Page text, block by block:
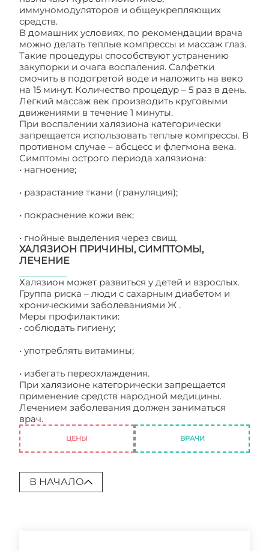
иммуномодуляторов и общеукрепляющих
средств.
В домашних условиях, по рекомендации врача
можно делать теплые компрессы и массаж глаз.
Такие процедуры способствуют устранению
закупорки и очага воспаления. Салфетки
смочить в подогретой воде и наложить на веко
на 15 минут. Количество процедур – 5 раз в день.
Легкий массаж век производить круговыми
движениями в течение 1 минуты.
При воспалении халязиона категорически
запрещается использовать теплые компрессы. В
противном случае – абсцесс и флегмона века.
Симптомы острого периода халязиона:
• нагноение;
• разрастание ткани (грануляция);
• покраснение кожи век;
• гнойные выделения через свищ.
ХАЛЯЗИОН ПРИЧИНЫ, СИМПТОМЫ,
ЛЕЧЕНИЕ
Халязион может развиться у детей и взрослых.
Группа риска – люди с сахарным диабетом и
хроническими заболеваниями Ж .
Меры профилактики:
• соблюдать гигиену;
• употреблять витамины;
• избегать переохлаждения.
При халязионе категорически запрещается
применение средств народной медицины.
Лечением заболевания должен заниматься
врач.
ЦЕНЫ ВРАЧИ
В НАЧАЛО